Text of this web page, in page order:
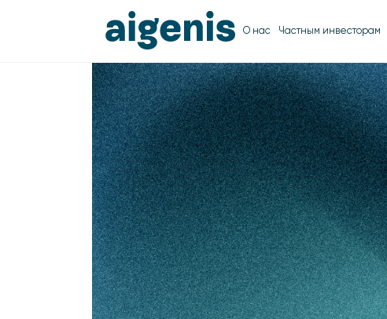
О нас Частным инвесторам